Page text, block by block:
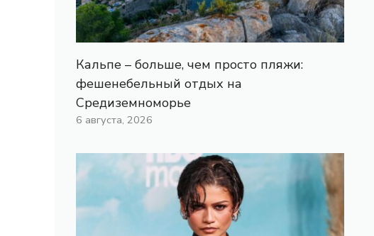
Кальпе – больше, чем просто пляжи:
фешенебельный отдых на
Средиземноморье
6 августа, 2026